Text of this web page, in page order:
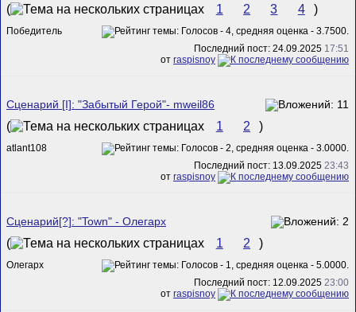
( 1 2 3 4 )
Победитель
Последний пост: 24.09.2025 17:51
от raspisnoy
Сценарий [I]: "Забытый Герой"- mweil86
( 1 2 )
atlant108
Последний пост: 13.09.2025 23:43
от raspisnoy
Сценарий[?]: "Town" - Олегарх
( 1 2 )
Олегарх
Последний пост: 12.09.2025 23:00
от raspisnoy